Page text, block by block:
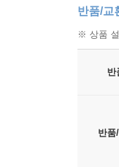
반품/교
※ 상품
반
반품